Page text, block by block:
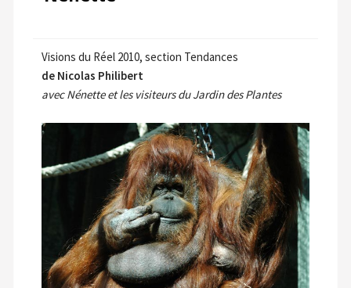
Visions du Réel 2010, section Tendances
de Nicolas Philibert
avec Nénette et les visiteurs du Jardin des Plantes